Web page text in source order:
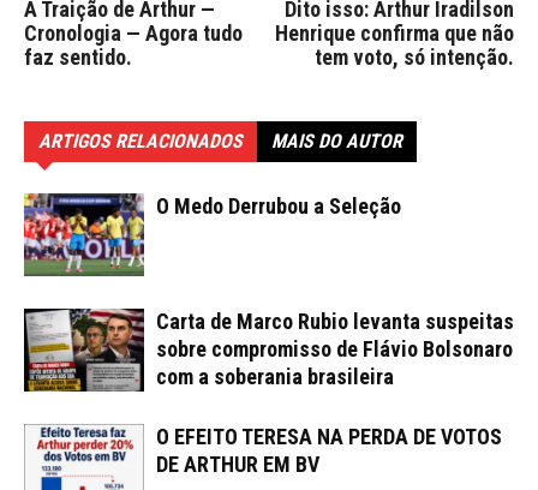
A Traição de Arthur —
Cronologia — Agora tudo
faz sentido.
Dito isso: Arthur Iradilson
Henrique confirma que não
tem voto, só intenção.
ARTIGOS RELACIONADOS MAIS DO AUTOR
O Medo Derrubou a Seleção
Carta de Marco Rubio levanta suspeitas
sobre compromisso de Flávio Bolsonaro
com a soberania brasileira
O EFEITO TERESA NA PERDA DE VOTOS
DE ARTHUR EM BV